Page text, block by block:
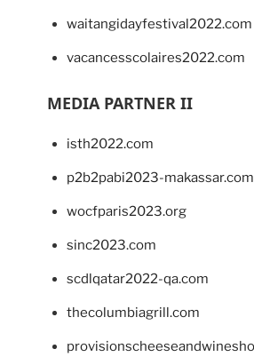
waitangidayfestival2022.com
vacancesscolaires2022.com
MEDIA PARTNER II
isth2022.com
p2b2pabi2023-makassar.com
wocfparis2023.org
sinc2023.com
scdlqatar2022-qa.com
thecolumbiagrill.com